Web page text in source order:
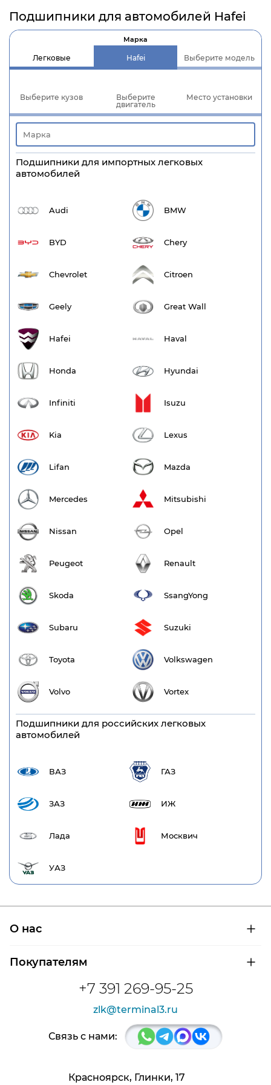
Подшипники для автомобилей Hafei
Легковые
Марка
Hafei Выберите модель
Выберите кузов
Выберите
двигатель
Место установки
Подшипники для импортных легковых
автомобилей
Audi BMW
BYD Chery
Chevrolet Citroen
Geely Great Wall
Hafei Haval
Honda Hyundai
Infiniti Isuzu
Kia Lexus
Lifan Mazda
Mercedes Mitsubishi
Nissan Opel
Peugeot Renault
Skoda SsangYong
Subaru Suzuki
Toyota Volkswagen
Volvo Vortex
Подшипники для российских легковых
автомобилей
ВАЗ ГАЗ
ЗАЗ ИЖ
Лада Москвич
УАЗ
+7 391 269-95-25
zlk@terminal3.ru
О нас
Сертификаты на продукцию
Покупателям
Доставка и оплата
Расшифровка маркировки подшипников
Связь с нами:
Красноярск, Глинки, 17